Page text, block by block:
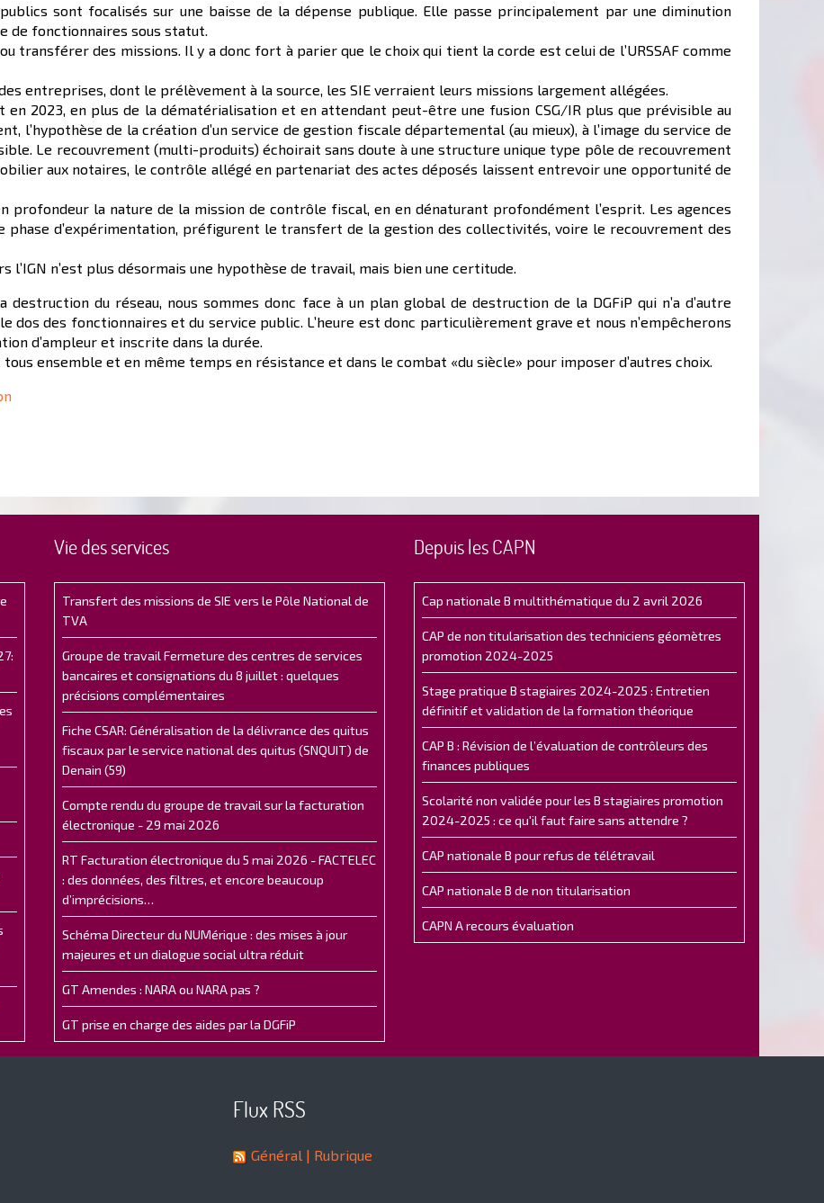
sont focalisés sur une baisse de la dépense publique. Elle passe principalement par une diminution
de fonctionnaires sous statut.
transférer des missions. Il y a donc fort à parier que le choix qui tient la corde est celui de l’URSSAF comme
entreprises, dont le prélèvement à la source, les SIE verraient leurs missions largement allégées.
2023, en plus de la dématérialisation et en attendant peut-être une fusion CSG/IR plus que prévisible au
l’hypothèse de la création d’un service de gestion fiscale départemental (au mieux), à l’image du service de
Le recouvrement (multi-produits) échoirait sans doute à une structure unique type pôle de recouvrement
aux notaires, le contrôle allégé en partenariat des actes déposés laissent entrevoir une opportunité de
profondeur la nature de la mission de contrôle fiscal, en en dénaturant profondément l’esprit. Les agences
d’expérimentation, préfigurent le transfert de la gestion des collectivités, voire le recouvrement des
n’est plus désormais une hypothèse de travail, mais bien une certitude.
du réseau, nous sommes donc face à un plan global de destruction de la DGFiP qui n’a d’autre
dos des fonctionnaires et du service public. L’heure est donc particulièrement grave et nous n’empêcherons
d’ampleur et inscrite dans la durée.
ensemble et en même temps en résistance et dans le combat «du siècle» pour imposer d’autres choix.
Vie des services
Transfert des missions de SIE vers le Pôle National de
TVA
Groupe de travail Fermeture des centres de services
bancaires et consignations du 8 juillet : quelques
précisions complémentaires
Fiche CSAR: Généralisation de la délivrance des quitus
fiscaux par le service national des quitus (SNQUIT) de
Denain (59)
Compte rendu du groupe de travail sur la facturation
électronique - 29 mai 2026
RT Facturation électronique du 5 mai 2026 - FACTELEC
: des données, des filtres, et encore beaucoup
d’imprécisions…
Schéma Directeur du NUMérique : des mises à jour
majeures et un dialogue social ultra réduit
GT Amendes : NARA ou NARA pas ?
GT prise en charge des aides par la DGFiP
Depuis les CAPN
Cap nationale B multithématique du 2 avril 2026
CAP de non titularisation des techniciens géomètres
promotion 2024-2025
Stage pratique B stagiaires 2024-2025 : Entretien
définitif et validation de la formation théorique
CAP B : Révision de l’évaluation de contrôleurs des
finances publiques
Scolarité non validée pour les B stagiaires promotion
2024-2025 : ce qu'il faut faire sans attendre ?
CAP nationale B pour refus de télétravail
CAP nationale B de non titularisation
CAPN A recours évaluation
Flux RSS
Général | Rubrique